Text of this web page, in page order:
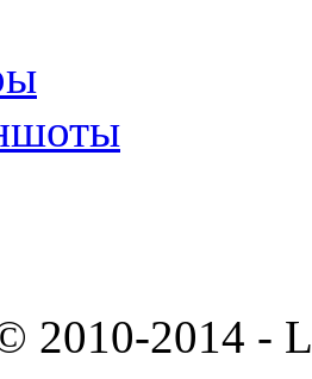
2010-2014 -